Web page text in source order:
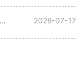
2026-07-17